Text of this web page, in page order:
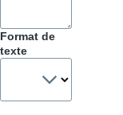
Format de
texte